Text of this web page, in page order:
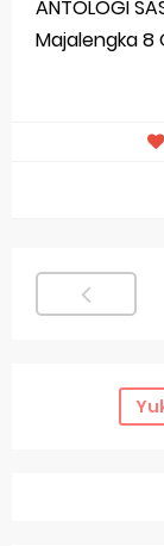
ANTOLOGI
Majalengka 8